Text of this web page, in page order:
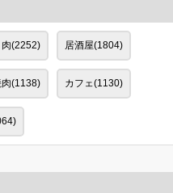
肉(2252) 居酒屋(1804)
肉(1138) カフェ(1130)